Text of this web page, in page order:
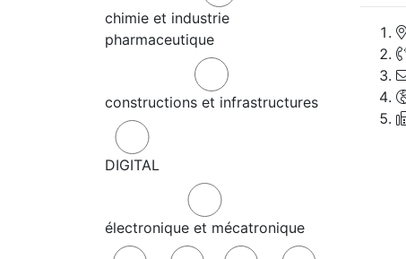
chimie et industrie
pharmaceutique
constructions et infrastructures
DIGITAL
électronique et mécatronique